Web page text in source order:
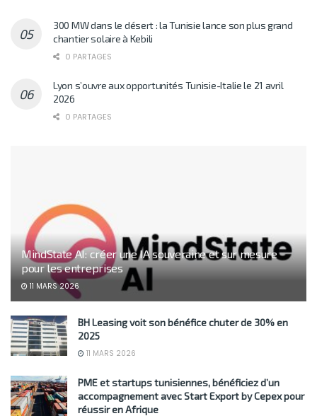
300 MW dans le désert : la Tunisie lance son plus grand
chantier solaire à Kebili
0 PARTAGES
Lyon s’ouvre aux opportunités Tunisie-Italie le 21 avril
2026
0 PARTAGES
MindState AI: créer une IA souveraine et sur mesure
pour les entreprises
11 MARS 2026
BH Leasing voit son bénéfice chuter de 30% en
2025
11 MARS 2026
PME et startups tunisiennes, bénéficiez d’un
accompagnement avec Start Export by Cepex pour
réussir en Afrique